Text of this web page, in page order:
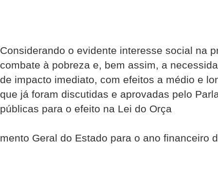
Considerando o evidente interesse social na
combate à pobreza e, bem assim, a
de impacto imediato, com efeitos a médio e
que já foram discutidas e aprovadas pelo
públicas para o efeito na Lei do Orça­
mento Geral do Estado para o ano financeiro